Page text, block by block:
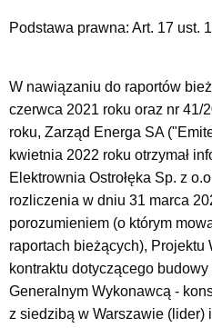
Podstawa prawna: Art. 17 ust.
W nawiązaniu do raportów
czerwca 2021 roku oraz nr 41/
roku, Zarząd Energa SA
kwietnia 2022 roku otrzymał
Elektrownia Ostrołęka Sp. z
rozliczenia w dniu 31 marca
porozumieniem (o którym
raportach bieżących), Projektu
kontraktu dotyczącego
Generalnym Wykonawcą -
z siedzibą w Warszawie (lider)